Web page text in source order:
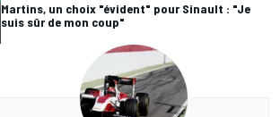
Martins, un choix "évident" pour Sinault : "Je
suis sûr de mon coup"